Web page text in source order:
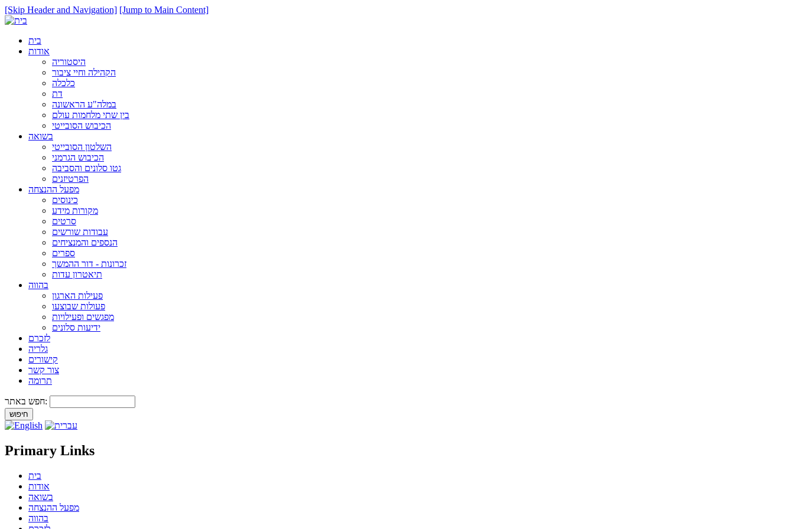
[Skip Header and Navigation] [Jump to Main Content]
בית
אודות
היסטוריה
הקהילה וחיי ציבור
כלכלה
דת
במלה"ע הראשונה
בין שתי מלחמות עולם
הכיבוש הסובייטי
בשואה
השלטון הסובייטי
הכיבוש הגרמני
גטו סלונים והסביבה
הפרטיזנים
מפעל ההנצחה
כינוסים
מקורות מידע
סרטים
עבודות שורשים
הנספים והמנציחים
ספרים
זכרונות - דור ההמשך
תיאטרון עדות
בהווה
פעילות הארגון
פעולות שבוצעו
מפגשים ופעילויות
ידיעות סלונים
לזכרם
גלריה
קישורים
צור קשר
תרומה
חפש באתר:
Primary Links
בית
אודות
בשואה
מפעל ההנצחה
בהווה